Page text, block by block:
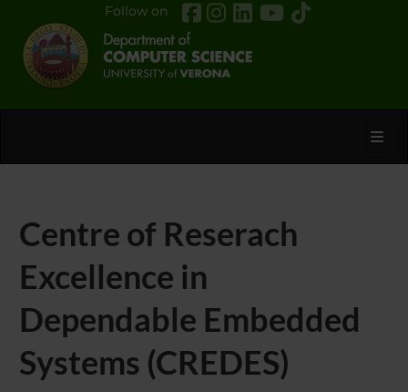
Follow on
Centre of Reserach
Excellence in
Dependable Embedded
Systems (CREDES)